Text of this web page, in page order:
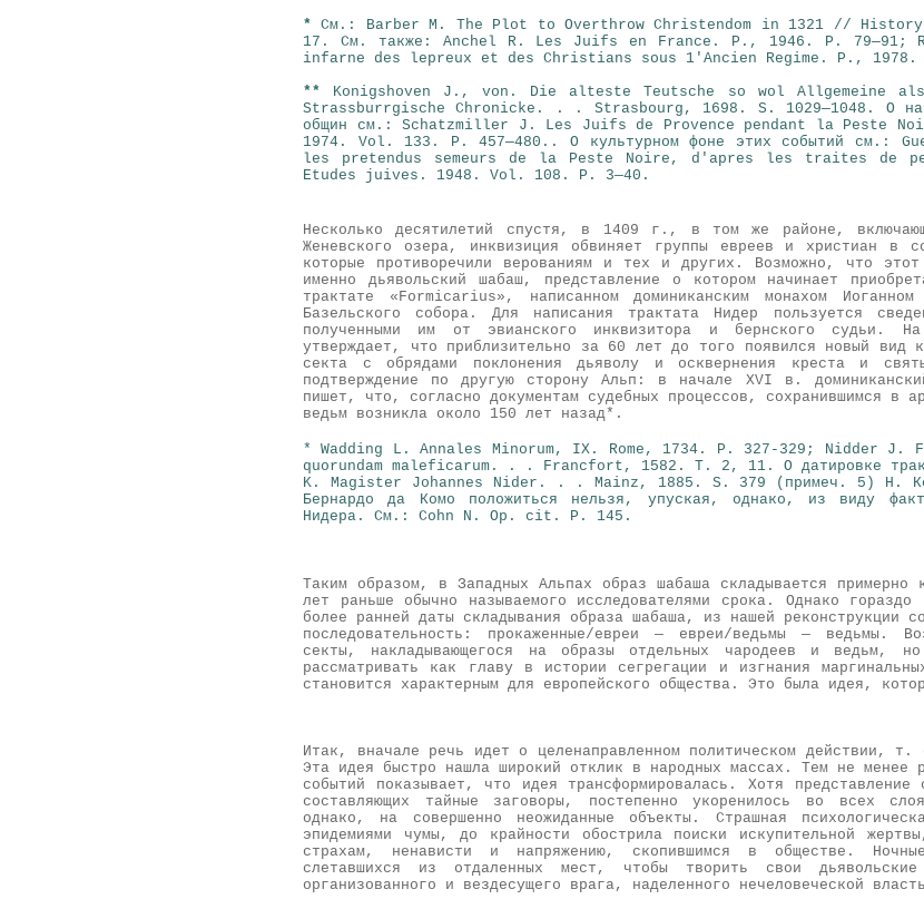
*См.: Barber M. The Plot to Overthrow Christendom in 1321 //
17. См. также: Anchel R. Les Juifs en France. P., 1946. P. 79—91;
infarne des lepreux et des Christians sous 1'Ancien Regime. P., 1978.
** Konigshoven J., von. Die alteste Teutsche so wol Allgemeine
Strassburrgische Chronicke. . . Strasbourg, 1698. S. 1029—1048. О
общин см.: Schatzmiller J. Les Juifs de Provence pendant la Peste
1974. Vol. 133. P. 457—480.. О культурном фоне этих событий см.:
les pretendus semeurs de la Peste Noire, d'apres les traites de
Etudes juives. 1948. Vol. 108. P. 3—40.
Несколько десятилетий спустя, в 1409 г., в том же районе,
Женевского озера, инквизиция обвиняет группы евреев и христиан в
которые противоречили верованиям и тех и других. Возможно, что этот
именно дьявольский шабаш, представление о котором начинает
трактате «Formicarius», написанном доминиканским монахом
Базельского собора. Для написания трактата Нидер пользуется
полученными им от эвианского инквизитора и бернского судьи.
утверждает, что приблизительно за 60 лет до того появился новый вид
секта с обрядами поклонения дьяволу и осквернения креста и
подтверждение по другую сторону Альп: в начале XVI в.
пишет, что, согласно документам судебных процессов, сохранившимся в
ведьм возникла около 150 лет назад*.
* Wadding L. Annales Minorum, IX. Rome, 1734. P. 327-329; Nidder
quorundam maleficarum. . . Francfort, 1582. T. 2, 11. О датировке
K. Magister Johannes Nider. . . Mainz, 1885. S. 379
(примеч. 5) Н.
Бернардо да Комо положиться нельзя, упуская, однако, из виду
Нидера.
См .: Cohn N. Op. cit. P. 145.
Таким образом, в Западных Альпах образ шабаша складывается
лет раньше обычно называемого исследователями срока. Однако
более ранней даты складывания образа шабаша, из нашей реконструкции
последовательность: прокаженные/евреи — евреи/ведьмы — ведьмы.
секты, накладывающегося на образы отдельных чародеев и ведьм,
рассматривать как главу в истории сегрегации и изгнания
становится характерным для европейского общества. Это была идея,
Итак, вначале речь идет о целенаправленном политическом
Эта идея быстро нашла широкий отклик в народных массах. Тем не менее
событий показывает, что идея трансформировалась. Хотя представление
составляющих тайные заговоры, постепенно укоренилось во всех
однако, на совершенно неожиданные объекты. Страшная
эпидемиями чумы, до крайности обострила поиски искупительной
страхам, ненависти и напряжению, скопившимся в обществе.
слетавшихся из отдаленных мест, чтобы творить свои
организованного и вездесущего врага, наделенного нечеловеческой